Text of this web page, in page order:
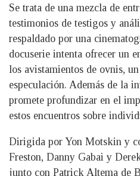
Se trata de una mezcla de
testimonios de testigos y
respaldado por una
docuserie intenta ofrecer un
los avistamientos de ovnis,
especulación. Además de la
promete profundizar en el
estos encuentros sobre
Dirigida por Yon Motskin y
Freston, Danny Gabai y
junto con Patrick Altema de